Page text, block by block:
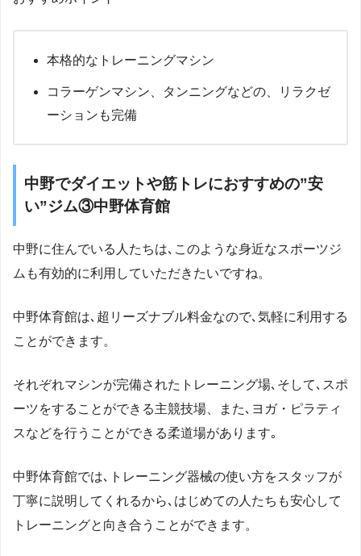
本格的なトレーニングマシン
コラーゲンマシン、タンニングなどの、リラクゼ
ーションも完備
中野でダイエットや筋トレにおすすめの”安
い”ジム③中野体育館
中野に住んでいる人たちは､このような身近なスポーツジ
ムも有効的に利用していただきたいですね。
中野体育館は､超リーズナブル料金なので､気軽に利用する
ことができます。
それぞれマシンが完備されたトレーニング場､そして､スポ
ーツをすることができる主競技場、また､ヨガ・ピラティ
スなどを行うことができる柔道場があります｡
中野体育館では､トレーニング器械の使い方をスタッフが
丁寧に説明してくれるから､はじめての人たちも安心して
トレーニングと向き合うことができます。